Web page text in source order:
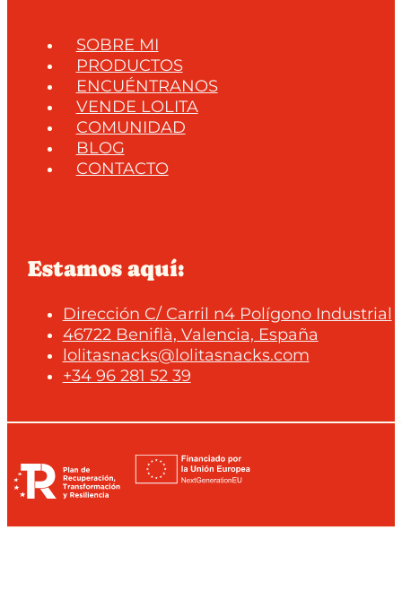
SOBRE MI
PRODUCTOS
ENCUÉNTRANOS
VENDE LOLITA
COMUNIDAD
BLOG
CONTACTO
Estamos aquí:
Dirección C/ Carril n4 Polígono Industrial
46722 Beniflà, Valencia, España
lolitasnacks@lolitasnacks.com
+34 96 281 52 39